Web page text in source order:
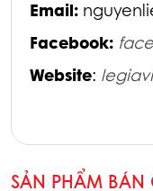
Email:
Facebook:
Website:
SẢN PHẨM BÁN